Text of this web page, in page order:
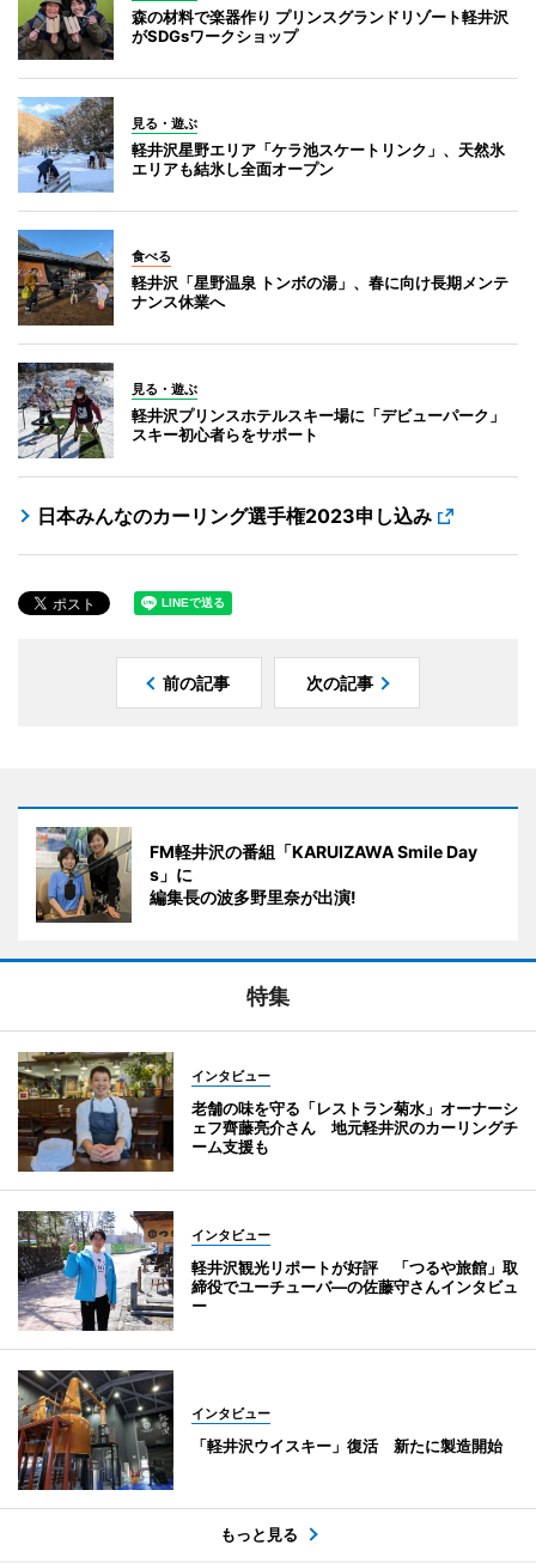
森の材料で楽器作り プリンスグランドリゾート軽井沢
がSDGsワークショップ
見る・遊ぶ
軽井沢星野エリア「ケラ池スケートリンク」、天然氷
エリアも結氷し全面オープン
食べる
軽井沢「星野温泉 トンボの湯」、春に向け長期メンテ
ナンス休業へ
見る・遊ぶ
軽井沢プリンスホテルスキー場に「デビューパーク」
スキー初心者らをサポート
日本みんなのカーリング選手権2023申し込み
前の記事 次の記事
FM軽井沢の番組「KARUIZAWA Smile Day
s」に
編集長の波多野里奈が出演!
特集
インタビュー
老舗の味を守る「レストラン菊水」オーナーシ
ェフ齊藤亮介さん 地元軽井沢のカーリングチ
ーム支援も
インタビュー
軽井沢観光リポートが好評 「つるや旅館」取
締役でユーチューバ―の佐藤守さんインタビュ
ー
インタビュー
「軽井沢ウイスキー」復活 新たに製造開始
もっと見る